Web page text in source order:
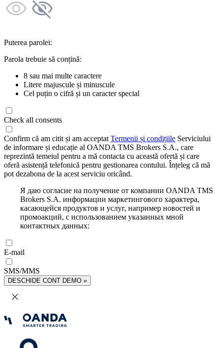
Puterea parolei:
Parola trebuie să conțină:
8 sau mai multe caractere
Litere majuscule și minuscule
Cel puțin o cifră și un caracter special
Check all consents
Confirm că am citit și am acceptat Termenii și condițiile Serviciului
de informare și educație al OANDA TMS Brokers S.A., care
reprezintă temeiul pentru a mă contacta cu această ofertă și care
oferă asistență telefonică pentru gestionarea contului. Înțeleg că mă
pot dezabona de la acest serviciu oricând.
Я даю согласие на получение от компании OANDA TMS
Brokers S.A. информации маркетингового характера,
касающейся продуктов и услуг, например новостей и
промоакций, с использованием указанных мной
контактных данных:
E-mail
SMS/MMS
DESCHIDE CONT DEMO »